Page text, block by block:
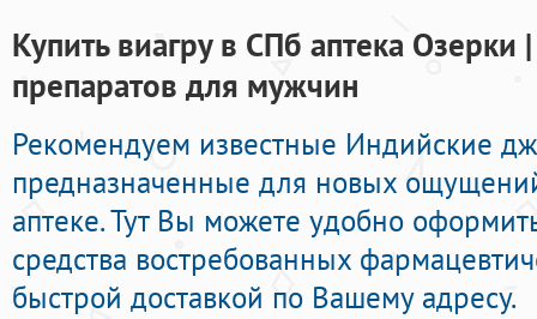
Купить виагру в СПб аптека
препаратов для мужчин
Рекомендуем известные Индийские
предназначенные для новых
аптеке. Тут Вы можете удобно
средства востребованных
быстрой доставкой по Вашему адресу.